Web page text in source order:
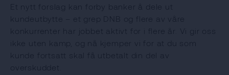
Et nytt forslag kan forby banker å dele ut
kundeutbytte – et grep DNB og flere av våre
konkurrenter har jobbet aktivt for i flere år. Vi gir oss
ikke uten kamp, og nå kjemper vi for at du som
kunde fortsatt skal få utbetalt din del av
overskuddet.